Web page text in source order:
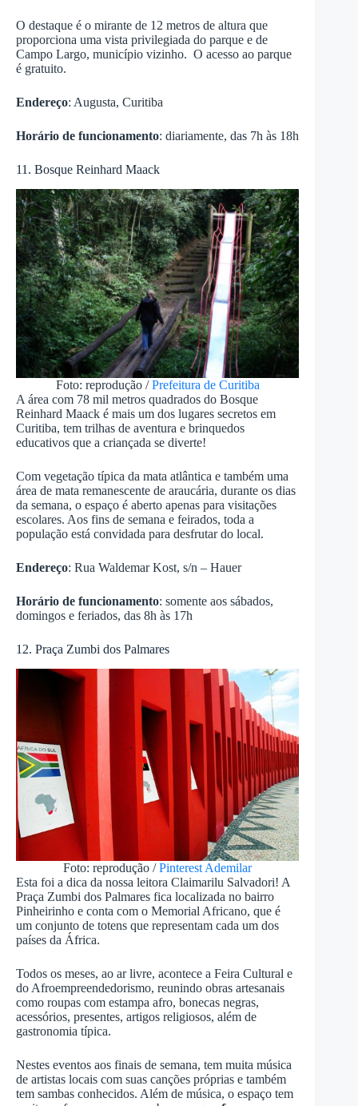
O destaque é o mirante de 12 metros de altura que
proporciona uma vista privilegiada do parque e de
Campo Largo, município vizinho. O acesso ao parque
é gratuito.
Endereço: Augusta, Curitiba
Horário de funcionamento: diariamente, das 7h às 18h
11. Bosque Reinhard Maack
Foto: reprodução /Prefeitura de Curitiba
A área com 78 mil metros quadrados do Bosque
Reinhard Maack é mais um dos lugares secretos em
Curitiba, tem trilhas de aventura e brinquedos
educativos que a criançada se diverte!
Com vegetação típica da mata atlântica e também uma
área de mata remanescente de araucária, durante os dias
da semana, o espaço é aberto apenas para visitações
escolares. Aos fins de semana e feirados, toda a
população está convidada para desfrutar do local.
Endereço: Rua Waldemar Kost, s/n – Hauer
Horário de funcionamento: somente aos sábados,
domingos e feriados, das 8h às 17h
12. Praça Zumbi dos Palmares
Foto: reprodução /Pinterest Ademilar
Esta foi a dica da nossa leitora Claimarilu Salvadori! A
Praça Zumbi dos Palmares fica localizada no bairro
Pinheirinho e conta com o Memorial Africano, que é
um conjunto de totens que representam cada um dos
países da África.
Todos os meses, ao ar livre, acontece a Feira Cultural e
do Afroempreendedorismo, reunindo obras artesanais
como roupas com estampa afro, bonecas negras,
acessórios, presentes, artigos religiosos, além de
gastronomia típica.
Nestes eventos aos finais de semana, tem muita música
de artistas locais com suas canções próprias e também
tem sambas conhecidos. Além de música, o espaço tem